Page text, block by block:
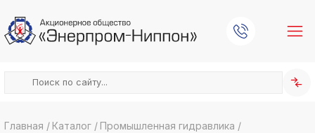
Главная / Каталог / Промышленная гидравлика /